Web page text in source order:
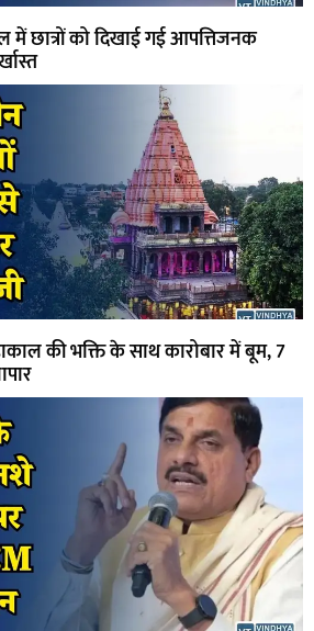
छात्रों को दिखाई गई आपत्तिजनक
की भक्ति के साथ कारोबार में बूम, 7